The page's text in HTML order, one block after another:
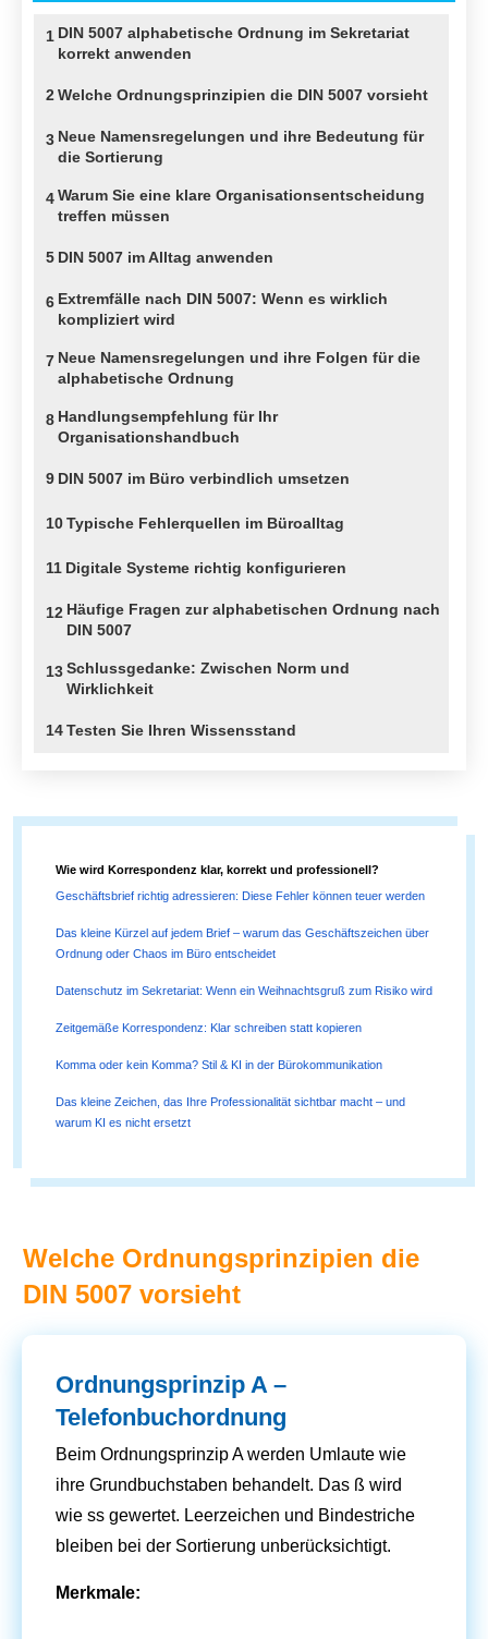
1 DIN 5007 alphabetische Ordnung im Sekretariat
korrekt anwenden
2Welche Ordnungsprinzipien die DIN 5007 vorsieht
3 Neue Namensregelungen und ihre Bedeutung für
die Sortierung
4Warum Sie eine klare Organisationsentscheidung
treffen müssen
5 DIN 5007 im Alltag anwenden
6 Extremfälle nach DIN 5007: Wenn es wirklich
kompliziert wird
7 Neue Namensregelungen und ihre Folgen für die
alphabetische Ordnung
8 Handlungsempfehlung für Ihr
Organisationshandbuch
9 DIN 5007 im Büro verbindlich umsetzen
10Typische Fehlerquellen im Büroalltag
11 Digitale Systeme richtig konfigurieren
12 Häufige Fragen zur alphabetischen Ordnung nach
DIN 5007
13Schlussgedanke: Zwischen Norm und
Wirklichkeit
14Testen Sie Ihren Wissensstand
Wie wird Korrespondenz klar, korrekt und professionell?
Geschäftsbrief richtig adressieren: Diese Fehler können teuer werden
Das kleine Kürzel auf jedem Brief – warum das Geschäftszeichen über
Ordnung oder Chaos im Büro entscheidet
Datenschutz im Sekretariat: Wenn ein Weihnachtsgruß zum Risiko wird
Zeitgemäße Korrespondenz: Klar schreiben statt kopieren
Komma oder kein Komma? Stil & KI in der Bürokommunikation
Das kleine Zeichen, das Ihre Professionalität sichtbar macht – und
warum KI es nicht ersetzt
Welche Ordnungsprinzipien die
DIN 5007 vorsieht
Ordnungsprinzip A –
Telefonbuchordnung
Beim Ordnungsprinzip A werden Umlaute wie
ihre Grundbuchstaben behandelt. Das ß wird
wie ss gewertet. Leerzeichen und Bindestriche
bleiben bei der Sortierung unberücksichtigt.
Merkmale: